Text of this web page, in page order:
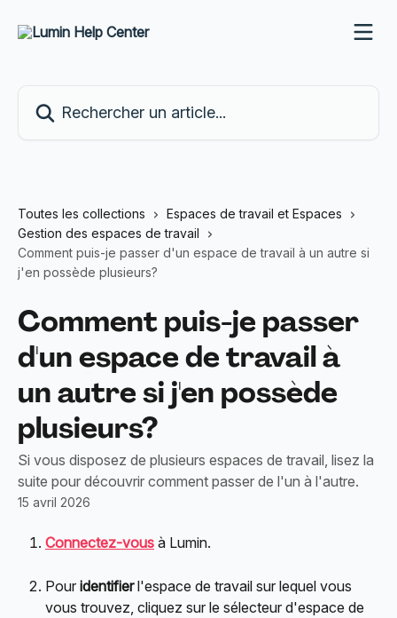
Toutes les collections
Espaces de travail et Espaces
Gestion des espaces de travail
Comment puis-je passer d'un espace de travail à un autre si
j'en possède plusieurs?
Comment puis-je passer
d'un espace de travail à
un autre si j'en possède
plusieurs?
Si vous disposez de plusieurs espaces de travail, lisez la
suite pour découvrir comment passer de l'un à l'autre.
15 avril 2026
Connectez-vous à Lumin.
Pour identifier l'espace de travail sur lequel vous
vous trouvez, cliquez sur le sélecteur d'espace de